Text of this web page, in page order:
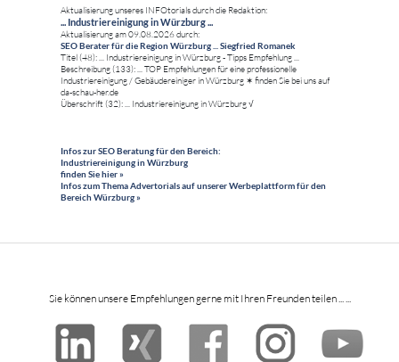
Aktualisierung unseres INFOtorials durch die Redaktion:
... Industriereinigung in Würzburg ...
Aktualisierung am 09.08.2026 durch:
SEO Berater für die Region Würzburg ... Siegfried Romanek
Titel (48): ... Industriereinigung in Würzburg - Tipps Empfehlung ...
Beschreibung (133): ... TOP Empfehlungen für eine professionelle
Industriereinigung / Gebäudereiniger in Würzburg ✶ finden Sie bei uns auf
da-schau-her.de
Überschrift (32): ... Industriereinigung in Würzburg √
Infos zur SEO Beratung für den Bereich:
Industriereinigung in Würzburg
finden Sie hier »
Infos zum Thema Advertorials auf unserer Werbeplattform für den
Bereich Würzburg »
Sie können unsere Empfehlungen gerne mit Ihren Freunden teilen ... ...